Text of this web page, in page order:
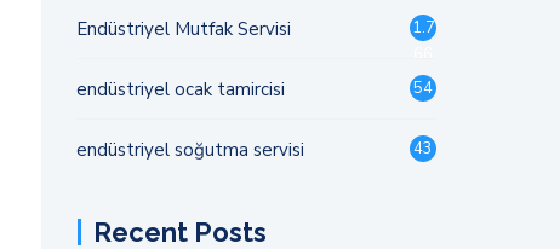
Endüstriyel Mutfak Servisi
1.7
endüstriyel ocak tamircisi 54
endüstriyel soğutma servisi 43
Recent Posts